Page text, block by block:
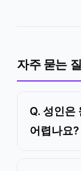
자주 묻는
Q. 성인은
어렵나요?